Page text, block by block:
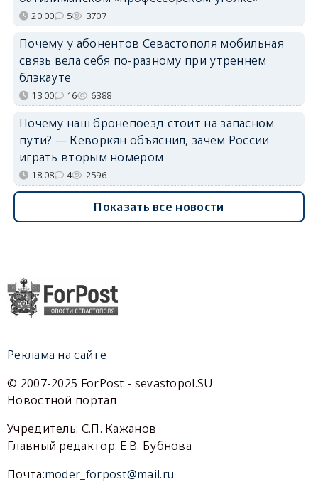
20:00 5 3707
Почему у абонентов Севастополя мобильная
связь вела себя по-разному при утреннем
блэкауте
13:00 16 6388
Почему наш бронепоезд стоит на запасном
пути? — Кеворкян объяснил, зачем России
играть вторым номером
18:08 4 2596
Показать все новости
Реклама на сайте
© 2007-2025 ForPost - sevastopol.SU
Новостной портал
Учредитель: С.П. Кажанов
Главный редактор: Е.В. Бубнова
Почта:moder_forpost@mail.ru